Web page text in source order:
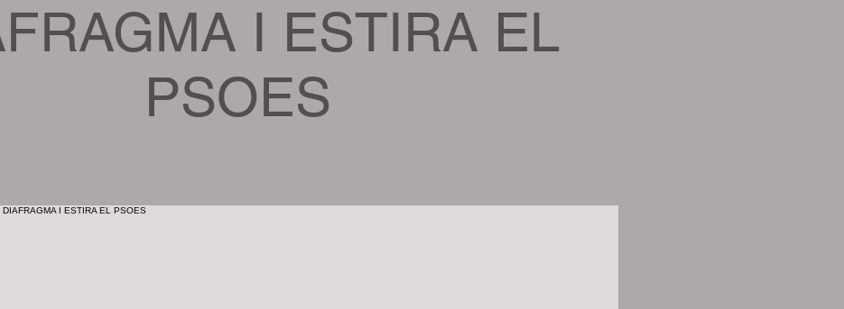
I ESTIRA EL
PSOES